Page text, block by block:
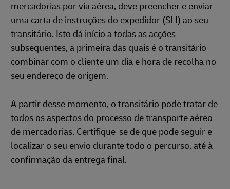
mercadorias por via aérea, deve preencher e enviar
uma carta de instruções do expedidor (SLI) ao seu
transitário. Isto dá início a todas as acções
subsequentes, a primeira das quais é o transitário
combinar com o cliente um dia e hora de recolha no
seu endereço de origem.
A partir desse momento, o transitário pode tratar de
todos os aspectos do processo de transporte aéreo
de mercadorias. Certifique-se de que pode seguir e
localizar o seu envio durante todo o percurso, até à
confirmação da entrega final.